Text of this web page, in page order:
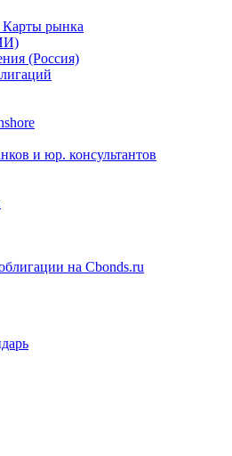
рынка
(Россия)
и юр. консультантов
на Cbonds.ru